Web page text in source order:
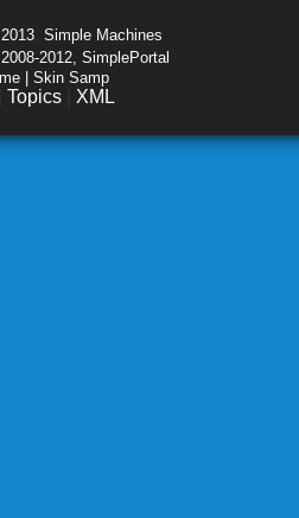
Simple Machines
2012, SimplePortal
| Skin Samp
Topics XML